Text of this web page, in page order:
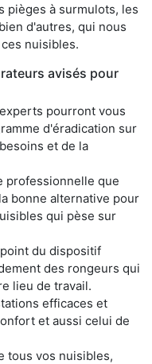
pièges à surmulots, les
d'autres, qui nous
nuisibles.
avisés pour
pourront vous
d'éradication sur
et de la
professionnelle que
bonne alternative pour
qui pèse sur
du dispositif
des rongeurs qui
lieu de travail.
efficaces et
et aussi celui de
tous vos nuisibles,